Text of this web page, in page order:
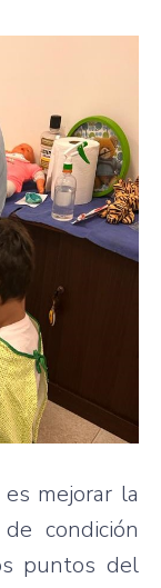
mejorar la
condición
puntos del